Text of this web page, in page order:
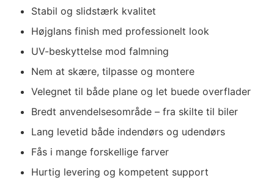
Stabil og slidstærk kvalitet
Højglans finish med professionelt look
UV-beskyttelse mod falmning
Nem at skære, tilpasse og montere
Velegnet til både plane og let buede overflader
Bredt anvendelsesområde – fra skilte til biler
Lang levetid både indendørs og udendørs
Fås i mange forskellige farver
Hurtig levering og kompetent support